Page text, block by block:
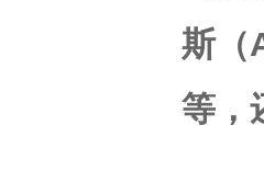
斯（
等，